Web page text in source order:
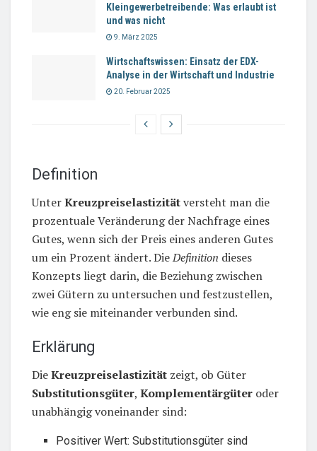
Kleingewerbetreibende: Was erlaubt ist
und was nicht
9. März 2025
Wirtschaftswissen: Einsatz der EDX-
Analyse in der Wirtschaft und Industrie
20. Februar 2025
Definition
UnterKreuzpreiselastizitätversteht man die
prozentuale Veränderung der Nachfrage eines
Gutes, wenn sich der Preis eines anderen Gutes
um ein Prozent ändert. DieDefinition dieses
Konzepts liegt darin, die Beziehung zwischen
zwei Gütern zu untersuchen und festzustellen,
wie eng sie miteinander verbunden sind.
Erklärung
DieKreuzpreiselastizität zeigt, ob Güter
Substitutionsgüter, Komplementärgüter oder
unabhängig voneinander sind:
Positiver Wert: Substitutionsgüter sind